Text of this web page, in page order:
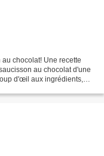
chocolat! Une recette
au chocolat d'une
d'œil aux ingrédients,